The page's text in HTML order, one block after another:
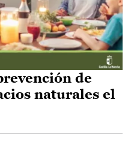
de
naturales el